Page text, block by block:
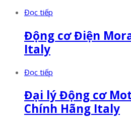
Đọc tiếp
Động cơ Điện
Italy
Đọc tiếp
Đại lý Động cơ
Chính Hãng Italy